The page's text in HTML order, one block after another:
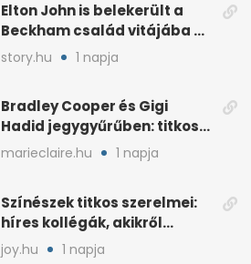
Elton John is belekerült a
Beckham család vitájába a
francia Riviérán
story.hu 1 napja
Bradley Cooper és Gigi
Hadid jegygyűrűben: titkos
esküvő jöhet szóba
marieclaire.hu 1 napja
Színészek titkos szerelmei:
híres kollégák, akikről
sokáig hallgattak
joy.hu 1 napja